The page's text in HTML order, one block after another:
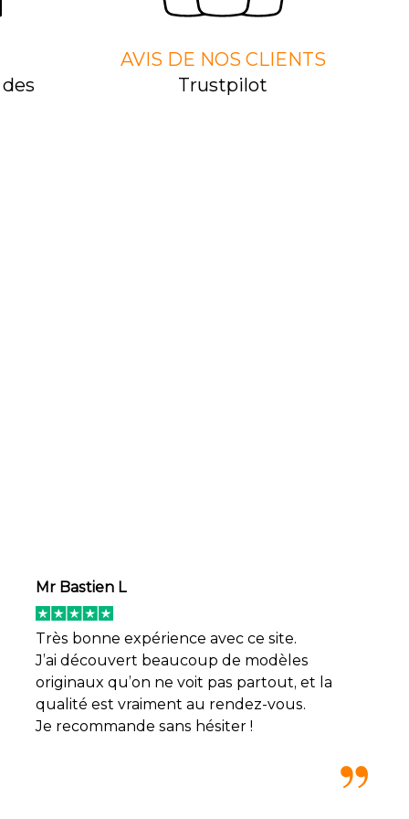
AVIS DE NOS CLIENTS
Trustpilot
Mr Bastien L
Très bonne expérience avec ce site.
J’ai découvert beaucoup de modèles
originaux qu’on ne voit pas partout, et la
qualité est vraiment au rendez-vous.
Je recommande sans hésiter !